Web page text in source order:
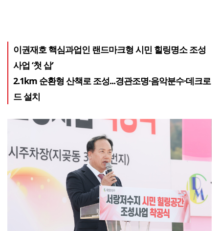
이권재호 핵심과업인 랜드마크형 시민 힐링명소 조성
사업 ‘첫 삽’
2.1km 순환형 산책로 조성...경관조명·음악분수·데크로
드 설치